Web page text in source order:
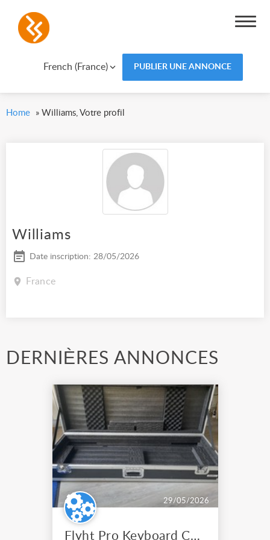
French (France) PUBLIER UNE ANNONCE
Home » Williams, Votre profil
Williams
Date inscription: 28/05/2026
France
DERNIÈRES ANNONCES
29/05/2026
Flyht Pro Keyboard Case 76